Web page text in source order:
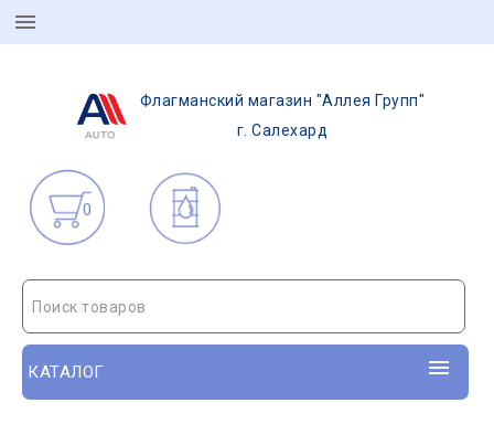
Флагманский магазин "Аллея Групп"
г. Салехард
0
Поиск товаров
КАТАЛОГ